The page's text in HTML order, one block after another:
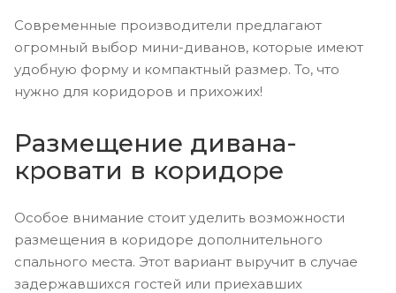
Современные производители предлагают
огромный выбор мини-диванов, которые имеют
удобную форму и компактный размер. То, что
нужно для коридоров и прихожих!
Размещение дивана-
кровати в коридоре
Особое внимание стоит уделить возможности
размещения в коридоре дополнительного
спального места. Этот вариант выручит в случае
задержавшихся гостей или приехавших